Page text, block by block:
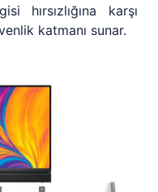
hırsızlığına karşı
katmanı sunar.